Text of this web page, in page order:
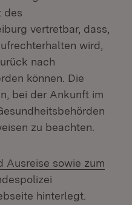
des
vertretbar, dass,
wird,
nach
können. Die
bei der Ankunft im
zu beachten.
Ausreise sowie zum
Fenster)
hinterlegt.